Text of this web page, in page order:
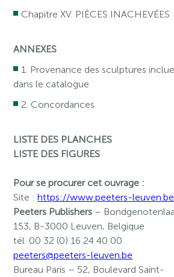
Chapitre XV. PIÈCES INACHEVÉES
ANNEXES
1. Provenance des sculptures
dans le catalogue
2. Concordances
LISTE DES PLANCHES
LISTE DES FIGURES
Pour se procurer cet ouvrage :
Site :https://www.peeters-
Peeters Publishers –
153, B-3000 Leuven, Belgique
tél. 00 32 (0) 16 24 40 00
peeters@peeters-leuven.be
Bureau Paris – 52, Boulevard Saint-